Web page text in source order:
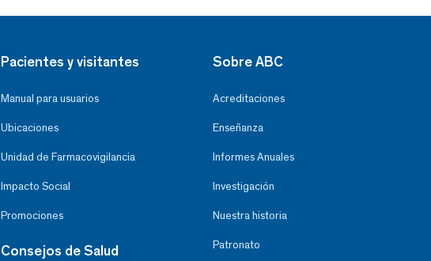
Pacientes y visitantes
Manual para usuarios
Ubicaciones
Unidad de Farmacovigilancia
Impacto Social
Promociones
Consejos de Salud
Sobre ABC
Acreditaciones
Enseñanza
Informes Anuales
Investigación
Nuestra historia
Patronato